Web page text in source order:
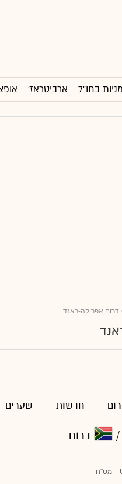
מניות בחו"ל ארביטראז'
דרום אפריקה-ראנד
חדשות שערים
/
דרום
מט"ח